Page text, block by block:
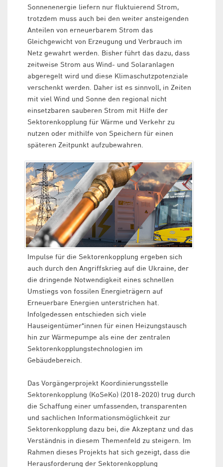
Sonnenenergie liefern nur fluktuierend Strom,
trotzdem muss auch bei den weiter ansteigenden
Anteilen von erneuerbarem Strom das
Gleichgewicht von Erzeugung und Verbrauch im
Netz gewahrt werden. Bisher führt das dazu, dass
zeitweise Strom aus Wind- und Solaranlagen
abgeregelt wird und diese Klimaschutzpotenziale
verschenkt werden. Daher ist es sinnvoll, in Zeiten
mit viel Wind und Sonne den regional nicht
einsetzbaren sauberen Strom mit Hilfe der
Sektorenkopplung für Wärme und Verkehr zu
nutzen oder mithilfe von Speichern für einen
späteren Zeitpunkt aufzubewahren.
Impulse für die Sektorenkopplung ergeben sich
auch durch den Angriffskrieg auf die Ukraine, der
die dringende Notwendigkeit eines schnellen
Umstiegs von fossilen Energieträgern auf
Erneuerbare Energien unterstrichen hat.
Infolgedessen entschieden sich viele
Hauseigentümer*innen für einen Heizungstausch
hin zur Wärmepumpe als eine der zentralen
Sektorenkopplungstechnologien im
Gebäudebereich.
Das Vorgängerprojekt Koordinierungsstelle
Sektorenkopplung (KoSeKo) (2018-2020) trug durch
die Schaffung einer umfassenden, transparenten
und sachlichen Informationsmöglichkeit zur
Sektorenkopplung dazu bei, die Akzeptanz und das
Verständnis in diesem Themenfeld zu steigern. Im
Rahmen dieses Projekts hat sich gezeigt, dass die
Herausforderung der Sektorenkopplung